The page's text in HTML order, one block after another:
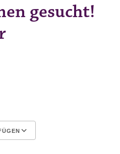
gesucht!